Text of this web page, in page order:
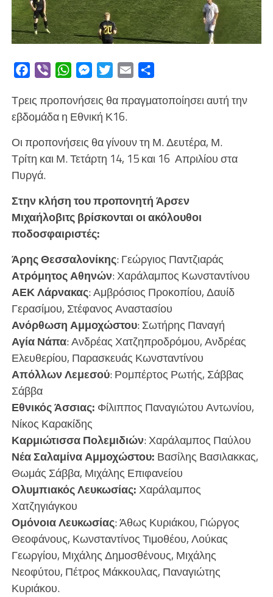
Facebook
Viber WhatsAppMessengerTwitterEmail
Τρεις προπονήσεις θα πραγματοποίησει αυτή την
εβδομάδα η Εθνική Κ16.
Οι προπονήσεις θα γίνουν τη Μ. Δευτέρα, Μ.
Τρίτη και Μ. Τετάρτη 14, 15 και 16 Απριλίου στα
Πυργά.
Στην κλήση του προπονητήΆρσεν
Μιχαήλοβιτςβρίσκονται οι ακόλουθοι
ποδοσφαιριστές:
Άρης Θεσσαλονίκης: Γεώργιος Παντζιαράς
Ατρόμητος Αθηνών: Χαράλαμπος Κωνσταντίνου
ΑΕΚ Λάρνακας: Αμβρόσιος Προκοπίου, Δαυίδ
Γερασίμου, Στέφανος Αναστασίου
Ανόρθωση Αμμοχώστου: Σωτήρης Παναγή
Αγία Νάπα: Ανδρέας Χατζηπροδρόμου, Ανδρέας
Ελευθερίου, Παρασκευάς Κωνσταντίνου
Απόλλων Λεμεσού: Ρομπέρτος Ρωτής, Σάββας
Σάββα
Εθνικός Άσσιας: Φίλιππος Παναγιώτου Αντωνίου,
Νίκος Καρακίδης
Καρμιώτισσα Πολεμιδιών: Χαράλαμπος Παύλου
Νέα Σαλαμίνα Αμμοχώστου: Βασίλης Βασιλακκας,
Θωμάς Σάββα, Μιχάλης Επιφανείου
Ολυμπιακός Λευκωσίας:Χαράλαμπος
Χατζηγιάγκου
Ομόνοια Λευκωσίας: Άθως Κυριάκου, Γιώργος
Θεοφάνους, Κωνσταντίνος Τιμοθέου, Λούκας
Γεωργίου, Μιχάλης Δημοσθένους, Μιχάλης
Νεοφύτου, Πέτρος Μάκκουλας, Παναγιώτης
Κυριάκου.